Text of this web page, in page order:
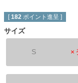
[ 182 ポイント進呈 ]
サイズ
S ×